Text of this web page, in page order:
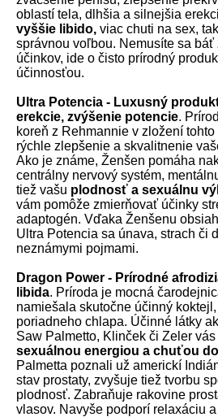
oblastí tela, dlhšia a silnejšia
vyššie libido, viac chuti na sex,
správnou voľbou. Nemusíte sa
účinkov, ide o čisto prírodný
účinnosťou.
Ultra Potencia - Luxusný
erekcie, zvýšenie potencie.
koreň z Rehmannie v zložení
rýchle zlepšenie a skvalitnenie
Ako je známe, Ženšen pomáha
centrálny nervový systém,
tiež vašu plodnosť a sexuálnu
vám pomôže zmierňovať účinky
adaptogén. Vďaka Ženšenu
Ultra Potencia sa únava, strach či
neznámymi pojmami.
Dragon Power - Prírodné
libida. Príroda je mocná
namiešala skutočne účinný
poriadneho chlapa. Účinné látky
Saw Palmetto, Klinček či Zeler
sexuálnou energiou a chuťou
Palmetta poznali už americkí
stav prostaty, zvyšuje tiež tvorbu
plodnosť. Zabraňuje rakovine
vlasov. Navyše podporí relaxáciu